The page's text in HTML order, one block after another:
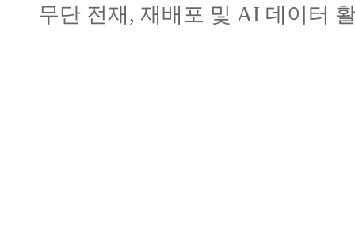
무단 전재, 재배포 및 AI 데이터